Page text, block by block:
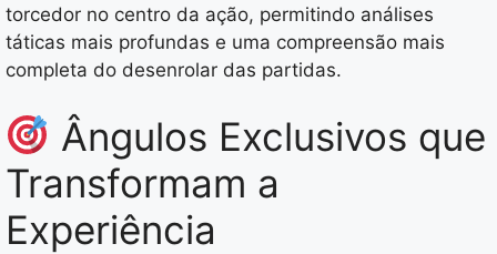
torcedor no centro da ação, permitindo análises
táticas mais profundas e uma compreensão mais
completa do desenrolar das partidas.
Ângulos Exclusivos que
Transformam a
Experiência